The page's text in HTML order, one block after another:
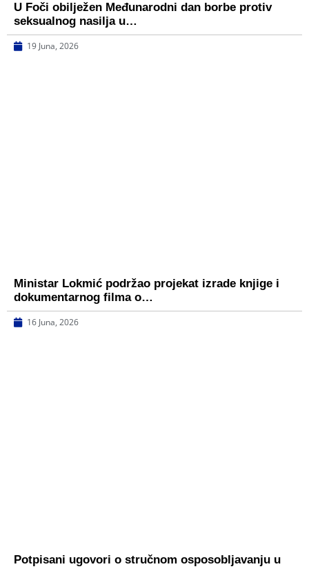
U Foči obilježen Međunarodni dan borbe protiv
seksualnog nasilja u…
19 Juna, 2026
Ministar Lokmić podržao projekat izrade knjige i
dokumentarnog filma o…
16 Juna, 2026
Potpisani ugovori o stručnom osposobljavanju u